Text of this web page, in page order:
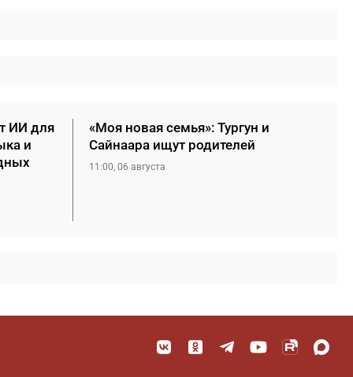
ИИ для
и
«Моя новая семья»: Тургун и
Сайнаара ищут родителей
11:00, 06 августа